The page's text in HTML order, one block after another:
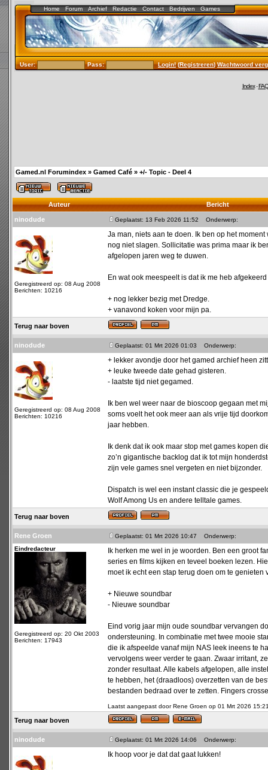
Home Forum Archief Redactie Contact Bedrijven Games
User: Pass: Login!(Registreren)Wachtwoord
Index-FAQ
Gamed.nl Forumindex » Gamed Café » +/- Topic - Deel 4
Auteur Bericht
ninodude Geplaatst: 13 Feb 2026 11:52 Onderwerp:
Geregistreerd op: 08 Aug 2008
Berichten: 10216
Ja man, niets aan te doen. Ik ben op het
nog niet slagen. Sollicitatie was prima maar ik
afgelopen jaren weg te duwen.
En wat ook meespeelt is dat ik me heb
+ nog lekker bezig met Dredge.
+ vanavond koken voor mijn pa.
Terug naar boven
ninodude Geplaatst: 01 Mrt 2026 01:03 Onderwerp:
Geregistreerd op: 08 Aug 2008
Berichten: 10216
+ lekker avondje door het gamed archief heen
+ leuke tweede date gehad gisteren.
- laatste tijd niet gegamed.
Ik ben wel weer naar de bioscoop gegaan met
soms voelt het ook meer aan als vrije tijd
jaar hebben.
Ik denk dat ik ook maar stop met games kopen
zo’n gigantische backlog dat ik tot mijn
zijn vele games snel vergeten en niet bijzonder.
Dispatch is wel een instant classic die je
Wolf Among Us en andere telltale games.
Terug naar boven
Rene Groen Geplaatst: 01 Mrt 2026 10:47
Onderwerp:
Eindredacteur
Geregistreerd op: 20 Okt 2003
Berichten: 17943
Ik herken me wel in je woorden. Ben een groot
series en films kijken en teveel boeken lezen.
moet ik echt een stap terug doen om te
+ Nieuwe soundbar
- Nieuwe soundbar
Eind vorig jaar mijn oude soundbar vervangen
ondersteuning. In combinatie met twee mooie
die ik afspeelde vanaf mijn NAS leek ineens te
vervolgens weer verder te gaan. Zwaar irritant,
zonder resultaat. Alle kabels afgelopen, alle
te hebben, het (draadloos) overzetten van de
bestanden bedraad over te zetten. Fingers
Laatst aangepast door Rene Groen op 01 Mrt 2026
Terug naar boven
ninodude Geplaatst: 01 Mrt 2026 14:06 Onderwerp:
Ik hoop voor je dat dat gaat lukken!